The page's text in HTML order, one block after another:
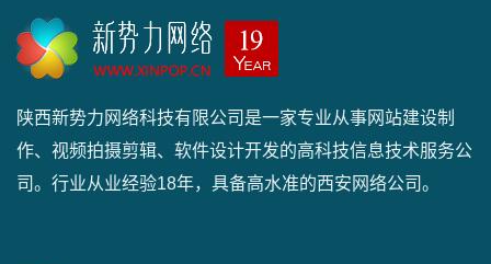
陕西新势力网络科技有限公司是一家专业从事网站建设制
作、视频拍摄剪辑、软件设计开发的高科技信息技术服务公
司。行业从业经验18年，具备高水准的西安网络公司。